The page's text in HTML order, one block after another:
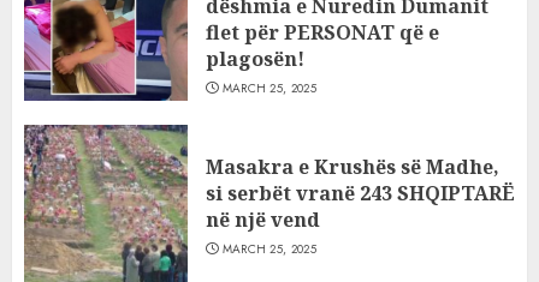
dëshmia e Nuredin Dumanit
flet për PERSONAT që e
plagosën!
MARCH 25, 2025
Masakra e Krushës së Madhe,
si serbët vranë 243 SHQIPTARË
në një vend
MARCH 25, 2025